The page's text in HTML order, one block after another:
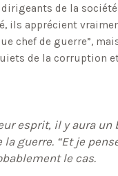
de la
ils apprécient
chef de guerre”,
de la corruption
esprit, il y aura un
la guerre. “Et je
le cas.